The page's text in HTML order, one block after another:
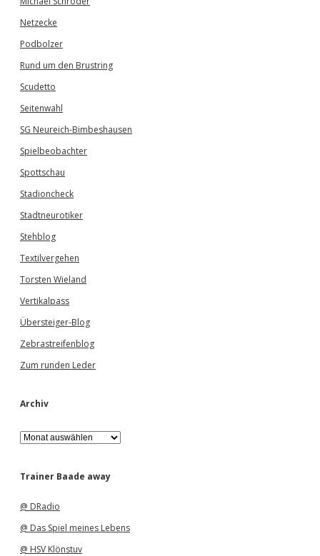
Netzecke
Podbolzer
Rund um den Brustring
Scudetto
Seitenwahl
SG Neureich-Bimbeshausen
Spielbeobachter
Spottschau
Stadioncheck
Stadtneurotiker
Stehblog
Textilvergehen
Torsten Wieland
Vertikalpass
Übersteiger-Blog
Zebrastreifenblog
Zum runden Leder
Archiv
A
r
h
Trainer Baade away
@ DRadio
@ Das Spiel meines Lebens
@ HSV Klönstuv